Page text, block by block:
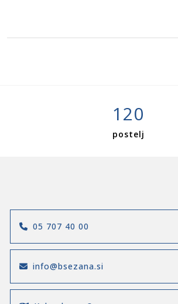
120
postelj
05 707 40 00
info@bsezana.si